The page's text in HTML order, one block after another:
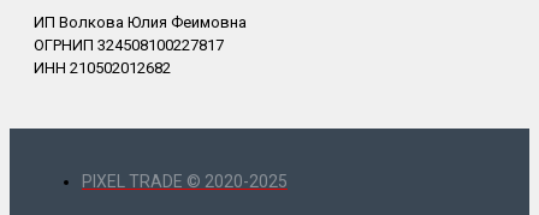
ИП Волкова Юлия Феимовна
ОГРНИП 324508100227817
ИНН 210502012682
PIXEL TRADE © 2020-2025